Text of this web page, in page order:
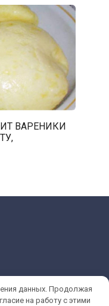
ВАРЕНИКИ
данных. Продолжая
на работу с этими